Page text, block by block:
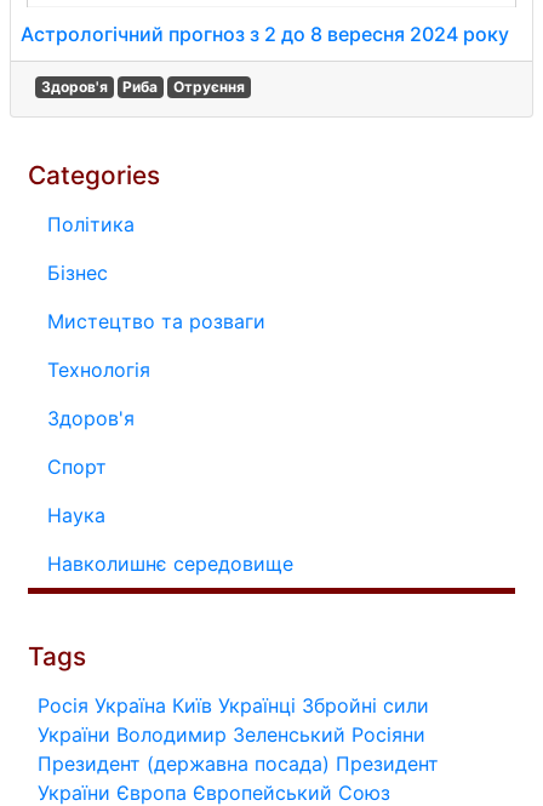
Астрологічний прогноз з 2 до 8 вересня 2024 року
Здоров'я Риба Отруєння
Categories
Політика
Бізнес
Мистецтво та розваги
Технологія
Здоров'я
Спорт
Наука
Навколишнє середовище
Tags
Росія Україна Київ Українці Збройні сили
України Володимир Зеленський Росіяни
Президент (державна посада) Президент
України Європа Європейський Союз